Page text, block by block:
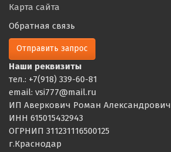
Карта сайта
Обратная связь
Отправить запрос
Наши реквизиты
тел.: +7(918) 339-60-81
email: vsi777@mail.ru
ИП Аверкович Роман Александрович
ИНН 615015432943
ОГРНИП 311231116500125
г.Краснодар